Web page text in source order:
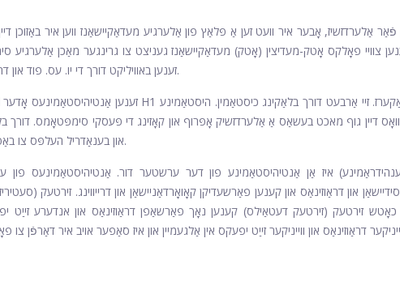
פֿאַר אַלערדזשיז, אָבער איר וועט זען אַ פּלאַץ פון אַלערגיע מעדאַקיישאַנז ווען איר באַזוכן
צוויי פאָלקס אָטק-מעדיצין (אָטק) מעדאַקיישאַנז געניצט צו גרינגער מאַכן אַלערגיע
זענען באוויליקט דורך די יו. עס. פוד און דראַג אַדמיניסטראַטיאָן (פדאַ).
דיין גוף מאכט בעשאַס אַ אַלערדזשיק אָפּרוף און קאָזינג די פּעסקי סימפּטאָמס. דורך
און בענאַדריל העלפּס צו באַפרייַען אַלערגיע סימפּטאָמס.
איז אַן אַנטיהיסטאַמינע פון ​​דער ערשטער דור. אַנטיהיסטאַמינעס
און דראַוזינאַס און קענען פאַרשעדיקן קאָואָרדאַניישאַן און דרייווינג. זירטעק
כאָטש זירטעק (זירטעק דעטאַילס) קענען נאָך פאַרשאַפן דראַוזינאַס און אנדערע זייַט